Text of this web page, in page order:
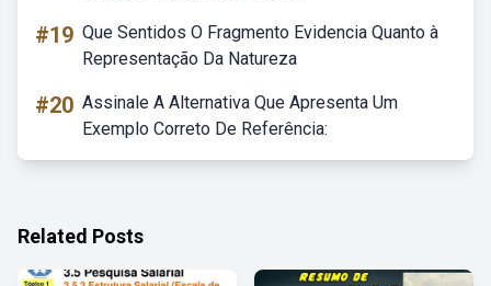
#19 Que Sentidos O Fragmento Evidencia Quanto à
Representação Da Natureza
#20 Assinale A Alternativa Que Apresenta Um
Exemplo Correto De Referência:
Related Posts